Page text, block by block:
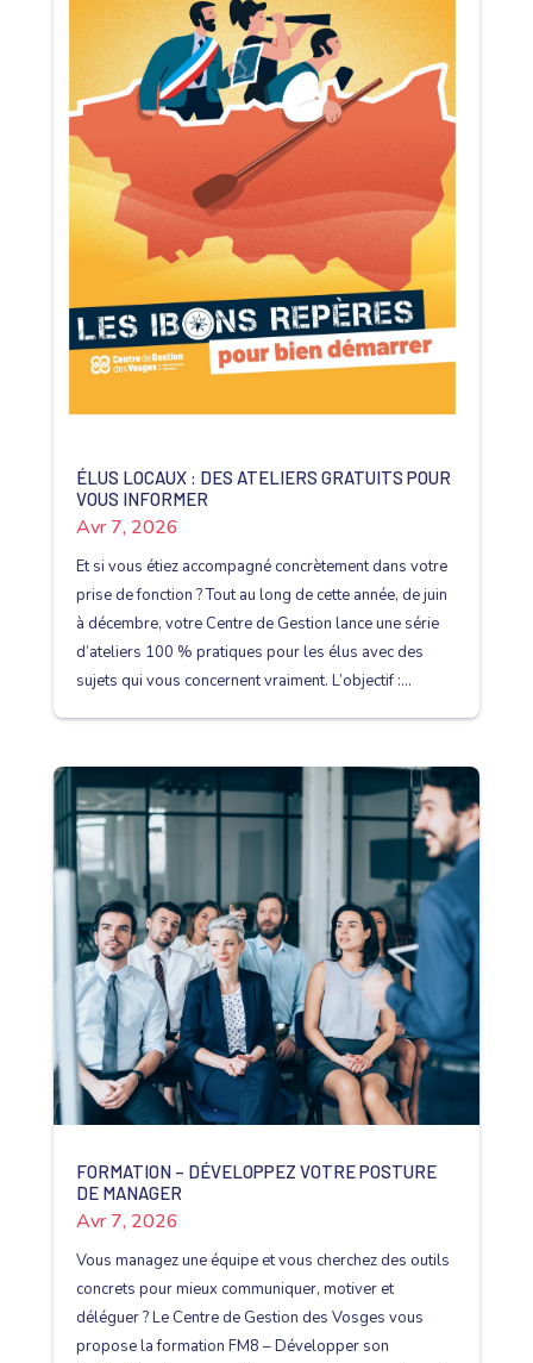
ÉLUS LOCAUX : DES ATELIERS GRATUITS POUR
VOUS INFORMER
Avr 7, 2026
Et si vous étiez accompagné concrètement dans votre
prise de fonction ? Tout au long de cette année, de juin
à décembre, votre Centre de Gestion lance une série
d’ateliers 100 % pratiques pour les élus avec des
sujets qui vous concernent vraiment. L’objectif :...
FORMATION – DÉVELOPPEZ VOTRE POSTURE
DE MANAGER
Avr 7, 2026
Vous managez une équipe et vous cherchez des outils
concrets pour mieux communiquer, motiver et
déléguer ? Le Centre de Gestion des Vosges vous
propose la formation FM8 – Développer son